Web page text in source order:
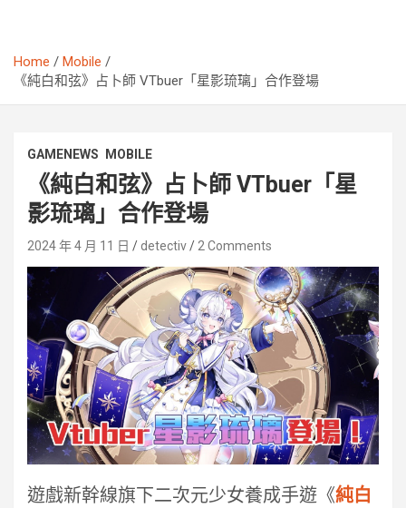
Home
Mobile
《純白和弦》占卜師 VTbuer「星影琉璃」合作登場
GAMENEWS MOBILE
《純白和弦》占卜師 VTbuer「星
影琉璃」合作登場
2024 年 4 月 11 日 detectiv 2 Comments
遊戲新幹線旗下二次元少女養成手遊《純白